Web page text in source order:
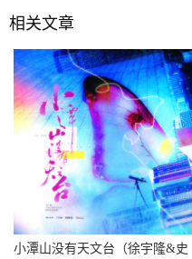
相关文章
小潭山没有天文台（徐宇隆&史